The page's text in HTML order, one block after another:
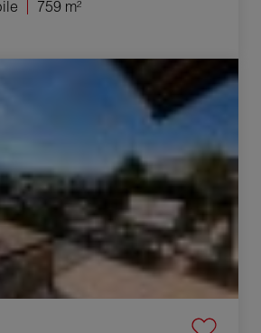
759 m²
Cruseilles 3 Camere 66.53 m²